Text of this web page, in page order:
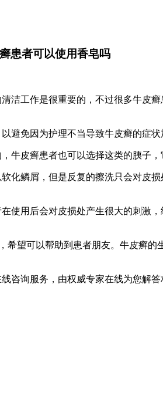
患者可以使用香皂吗
洁工作是很重要的，不过很多牛皮
避免因为护理不当导致牛皮癣的症状
牛皮癣患者也可以选择这类的胰子，
化鳞屑，但是反复的擦洗只会对皮
使用后会对皮损处产生很大的刺激
望可以帮助到患者朋友。牛皮癣
咨询服务，由权威专家在线为您解